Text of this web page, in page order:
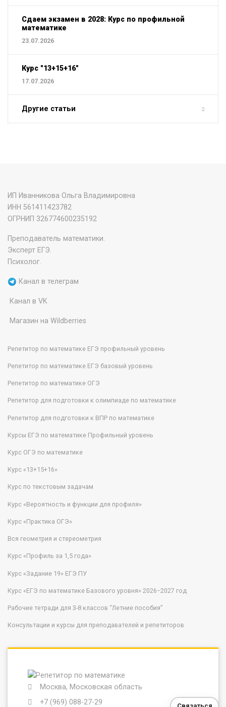
Сдаем экзамен в 2028: Курс по профильной
математике
23.07.2026
Курс "13+15+16"
17.07.2026
Другие статьи
ИП Иванникова Ольга Владимировна
ИНН 561411423782
‌ОГРНИП 326774600235192
Преподаватель математики.
Эксперт ЕГЭ.
Психолог.
Канал в телеграм
Канал в VK
Магазин на Wildberries
Репетитор по математике ЕГЭ профильный уровень
Репетитор по математике ЕГЭ базовый уровень
Репетитор по математике ОГЭ
Репетитор для подготовки к олимпиаде по математике
Репетитор для подготовки к ВПР по математике
Курсы ЕГЭ по математике Профильный уровень
Курс ОГЭ по математике
Курс «13+15+16»
Курс по текстовым задачам
Курс «Вероятность и функции для профиля»
Курс «Практика ОГЭ»
Вся геометрия и стереометрия
Курс «Профиль за 1,5 года»
Курс «Задание 19» ЕГЭ ПУ
Курс «ЕГЭ по математике Базового уровня» 2026−2027 год
Рабочие тетради для 3-8 классов “Летние пособия”
Консультации и курсы для преподавателей и репетиторов
Москва, Московская область
+7 (969) 088-27-29
Связаться